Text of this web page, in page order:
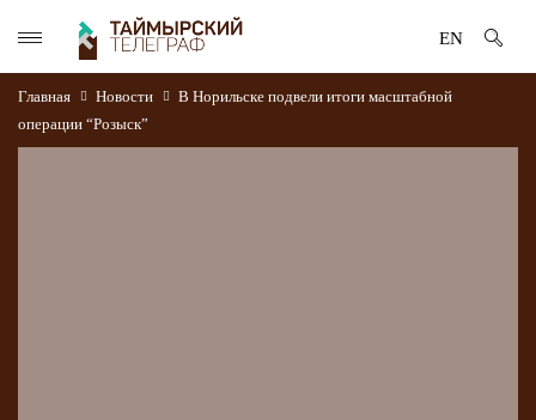
EN
Главная Новости
В Норильске подвели итоги масштабной
операции “Розыск”